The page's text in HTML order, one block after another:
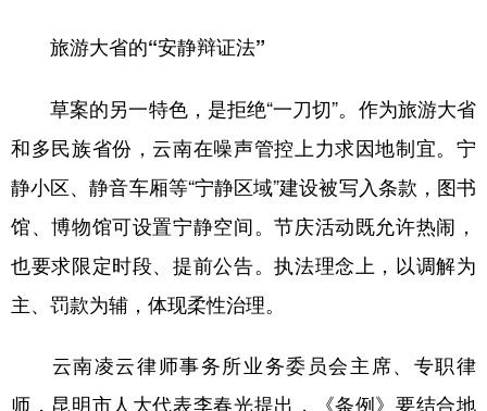
旅游大省的“安静辩证法”
草案的另一特色，是拒绝“一刀切”。作为旅游大省
和多民族省份，云南在噪声管控上力求因地制宜。宁
静小区、静音车厢等“宁静区域”建设被写入条款，图书
馆、博物馆可设置宁静空间。节庆活动既允许热闹，
也要求限定时段、提前公告。执法理念上，以调解为
主、罚款为辅，体现柔性治理。
云南凌云律师事务所业务委员会主席、专职律
师，昆明市人大代表李春光提出，《条例》要结合地